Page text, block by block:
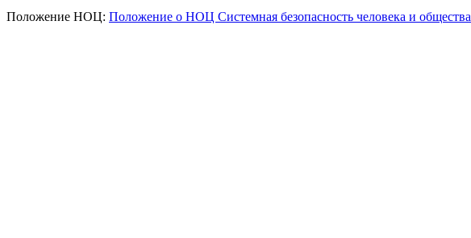
Положение НОЦ: Положение о НОЦ Системная безопасность человека и общества